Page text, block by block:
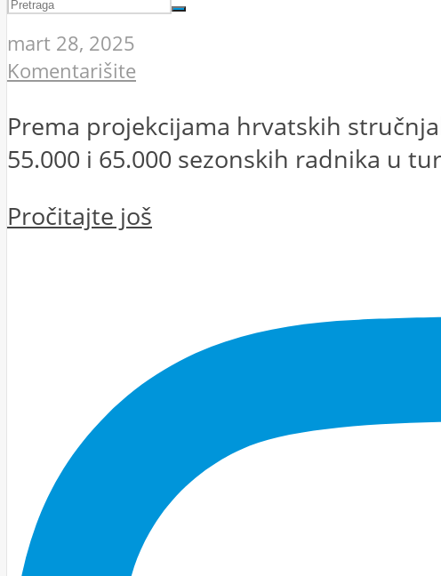
mart 28, 2025
Komentarišite
Prema projekcijama hrvatskih
55.000 i 65.000 sezonskih radnika u
Pročitajte još